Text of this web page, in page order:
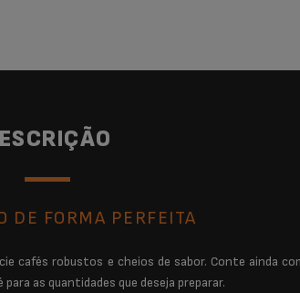
DE FORMA PERFEITA
cafés robustos e cheios de sabor. Conte ainda
as quantidades que deseja preparar.